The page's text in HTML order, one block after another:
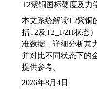
T2紫铜国标硬度及力
本文系统解读T2紫铜
括T2及T2_1/2H状态
准数据，详细分析其
并对比不同状态下的
提供参考。
2026年8月4日